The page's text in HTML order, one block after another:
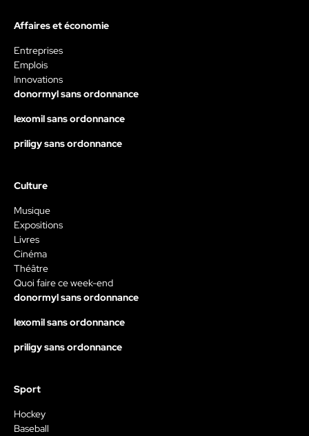
Affaires et économie
Entreprises
Emplois
Innovations
donormyl sans ordonnance
lexomil sans ordonnance
priligy sans ordonnance
Culture
Musique
Expositions
Livres
Cinéma
Théâtre
Quoi faire ce week-end
donormyl sans ordonnance
lexomil sans ordonnance
priligy sans ordonnance
Sport
Hockey
Baseball